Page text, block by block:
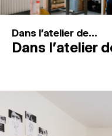
Dans l'atelier de...
Dans l’atelier